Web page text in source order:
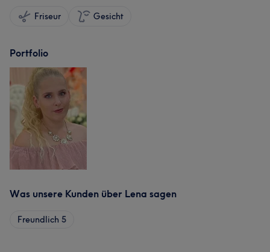
Friseur Gesicht
Portfolio
Was unsere Kunden über Lena sagen
Freundlich 5